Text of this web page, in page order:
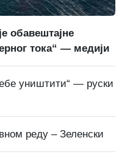
обавештајне
тока“ — медији
уништити“ — руски
реду – Зеленски